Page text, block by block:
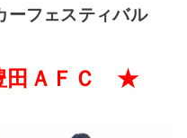
ーフェスティバル
ＡＦＣ ★